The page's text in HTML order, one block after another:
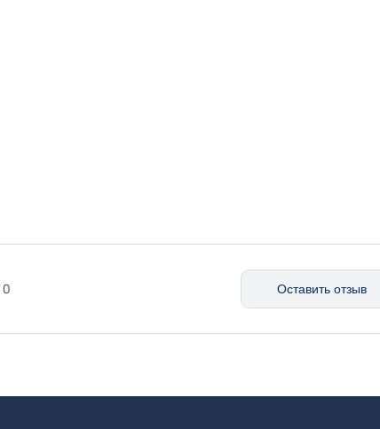
0 Оставить отзыв